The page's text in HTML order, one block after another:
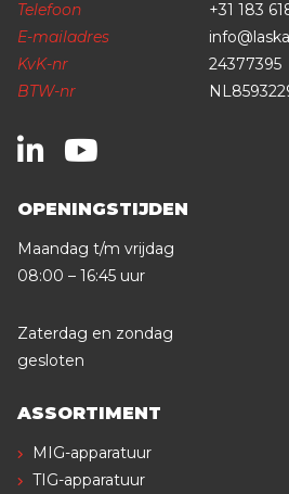
Telefoon
+31 183
E-mailadres
KvK-nr
24377395
BTW-nr
OPENINGSTIJDEN
Maandag t/m vrijdag
08:00 – 16:45 uur
Zaterdag en zondag
gesloten
ASSORTIMENT
MIG-apparatuur
TIG-apparatuur